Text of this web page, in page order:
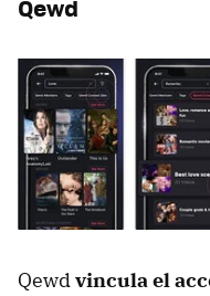
Qewdvincula el